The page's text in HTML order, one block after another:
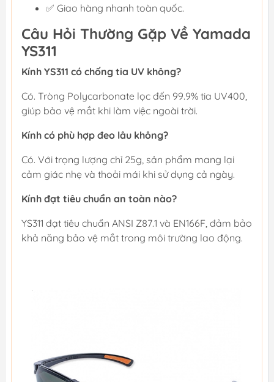
✅ Giao hàng nhanh toàn quốc.
Câu Hỏi Thường Gặp Về Yamada
YS311
Kính YS311 có chống tia UV không?
Có. Tròng Polycarbonate lọc đến 99.9% tia UV400,
giúp bảo vệ mắt khi làm việc ngoài trời.
Kính có phù hợp đeo lâu không?
Có. Với trọng lượng chỉ 25g, sản phẩm mang lại
cảm giác nhẹ và thoải mái khi sử dụng cả ngày.
Kính đạt tiêu chuẩn an toàn nào?
YS311 đạt tiêu chuẩn ANSI Z87.1 và EN166F, đảm bảo
khả năng bảo vệ mắt trong môi trường lao động.